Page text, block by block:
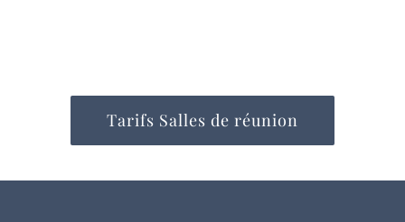
Tarifs Salles de réunion